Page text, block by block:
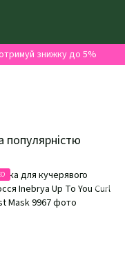
знижку до 5%
популярністю